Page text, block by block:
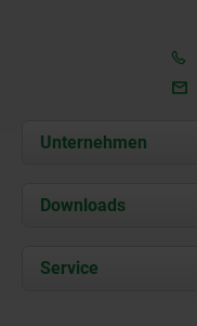
Unternehmen
Über uns
Karriere
Downloads
Dokumente
Service